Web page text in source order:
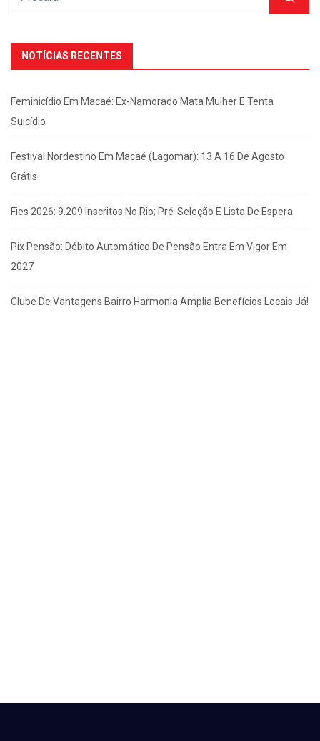
NOTÍCIAS RECENTES
Feminicídio Em Macaé: Ex-Namorado Mata Mulher E Tenta
Suicídio
Festival Nordestino Em Macaé (Lagomar): 13 A 16 De Agosto
Grátis
Fies 2026: 9.209 Inscritos No Rio; Pré-Seleção E Lista De Espera
Pix Pensão: Débito Automático De Pensão Entra Em Vigor Em
2027
Clube De Vantagens Bairro Harmonia Amplia Benefícios Locais Já!